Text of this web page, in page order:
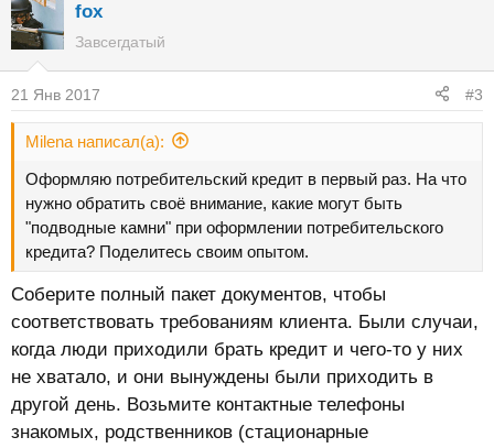
fox
Завсегдатый
21 Янв 2017 #3
Milena написал(а):
Оформляю потребительский кредит в первый раз. На что
нужно обратить своё внимание, какие могут быть
"подводные камни" при оформлении потребительского
кредита? Поделитесь своим опытом.
Соберите полный пакет документов, чтобы
соответствовать требованиям клиента. Были случаи,
когда люди приходили брать кредит и чего-то у них
не хватало, и они вынуждены были приходить в
другой день. Возьмите контактные телефоны
знакомых, родственников (стационарные